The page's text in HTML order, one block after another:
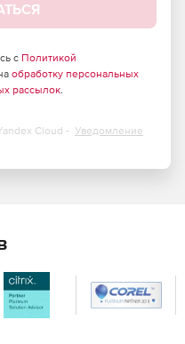
с Политикой
обработку персональных
рассылок.
Cloud - Уведомление